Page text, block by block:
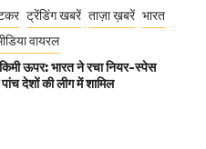
ट्रेंडिंग खबरें ताज़ा ख़बरें भारत
वायरल
ऊपर: भारत ने रचा नियर-स्पेस
देशों की लीग में शामिल